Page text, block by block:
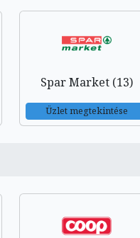
Spar Market (13)
Üzlet megtekintése